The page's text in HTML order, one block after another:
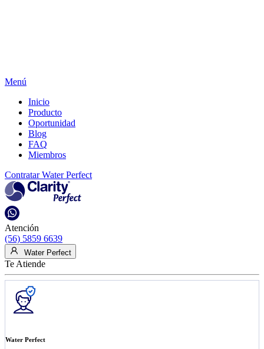
Menú
Inicio
Producto
Oportunidad
Blog
FAQ
Miembros
Contratar Water Perfect
Atención
(56) 5859 6639
Water Perfect
Te Atiende
Water Perfect